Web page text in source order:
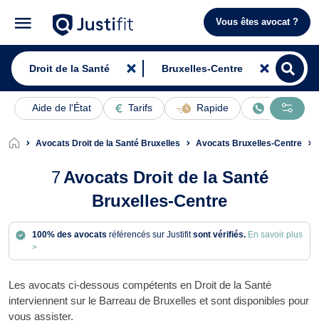
Vous êtes avocat ?
Aide de l'État Tarifs Rapide En ligne
Avocats Droit de la Santé Bruxelles Avocats Bruxelles-Centre
7 Avocats Droit de la Santé
Bruxelles-Centre
100% des avocats référencés sur Justifitsont vérifiés. En savoir plus
>
Les avocats ci-dessous compétents en Droit de la Santé
interviennent sur le Barreau de Bruxelles et sont disponibles pour
vous assister.